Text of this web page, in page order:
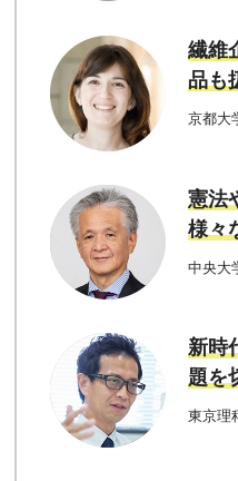
繊維
品も
京都大
憲法
様々
中央大
新時
題を
東京理